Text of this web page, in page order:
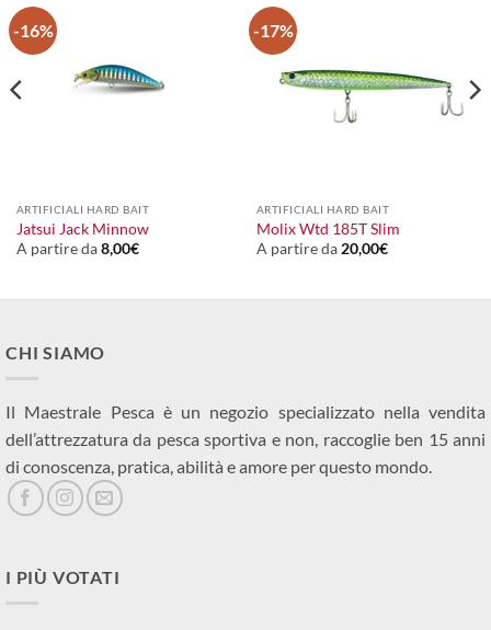
-16%
ARTIFICIALI HARD BAIT
Jatsui Jack Minnow
A partire da8,00€
-17%
ARTIFICIALI HARD BAIT
Molix Wtd 185T Slim
A partire da 20,00€
CHI SIAMO
Il Maestrale Pesca è un negozio specializzato nella vendita
dell’attrezzatura da pesca sportiva e non, raccoglie ben 15 anni
di conoscenza, pratica, abilità e amore per questo mondo.
I PIÙ VOTATI